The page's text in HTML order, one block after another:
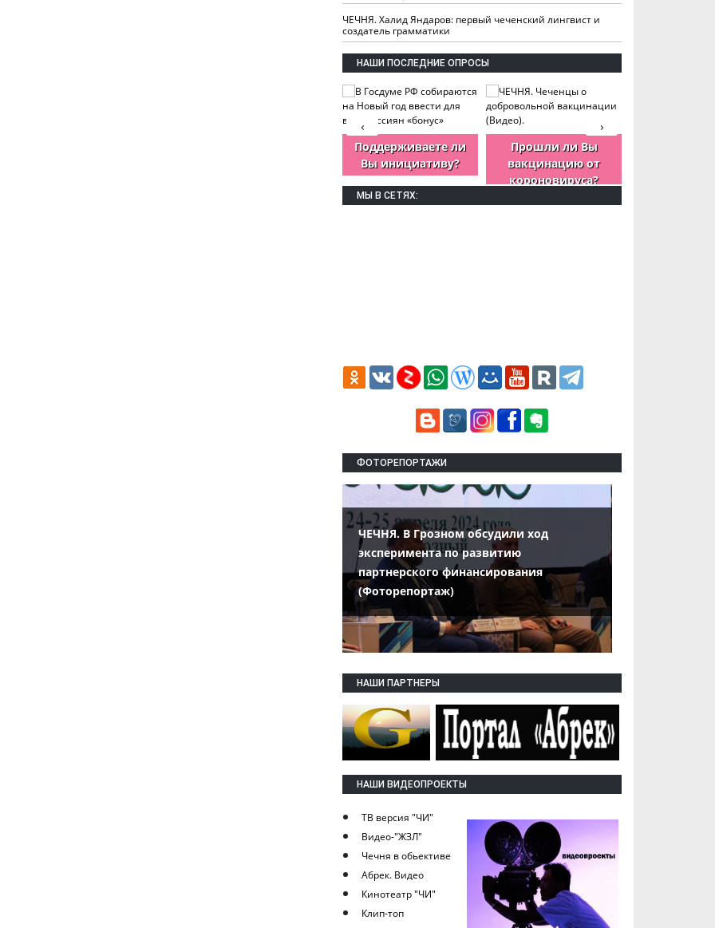
ЧЕЧНЯ. Халид Яндаров: первый чеченский лингвист и
создатель грамматики
НАШИ ПОСЛЕДНИЕ ОПРОСЫ
Поддерживаете ли
Вы инициативу?
Прошли ли Вы
вакцинацию от
короновируса?
›
‹
МЫ В СЕТЯХ:
ФОТОРЕПОРТАЖИ
ЧЕЧНЯ. В Грозном обсудили ход
эксперимента по развитию
партнерского финансирования
(Фоторепортаж)
НАШИ ПАРТНЕРЫ
НАШИ ВИДЕОПРОЕКТЫ
ТВ версия "ЧИ"
Видео-"ЖЗЛ"
Чечня в обьективе
Абрек. Видео
Кинотеатр "ЧИ"
Клип-топ